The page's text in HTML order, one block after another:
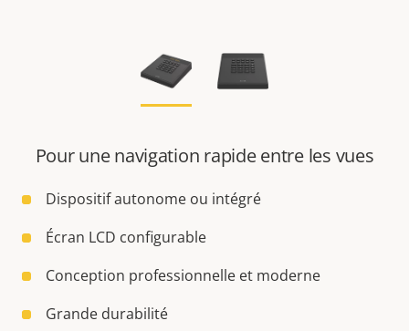
Pour une navigation rapide entre les vues
Dispositif autonome ou intégré
Écran LCD configurable
Conception professionnelle et moderne
Grande durabilité